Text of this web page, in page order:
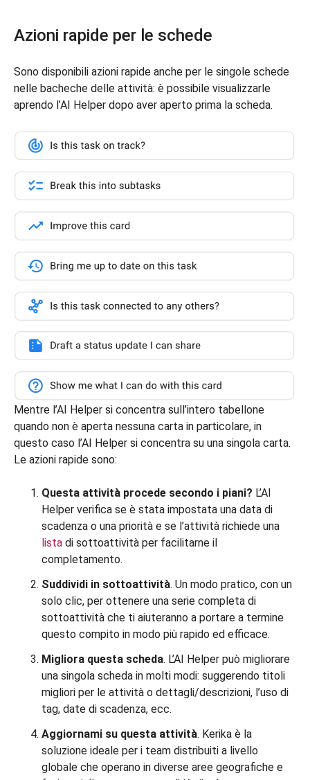
Azioni rapide per le schede
Sono disponibili azioni rapide anche per le singole schede
nelle bacheche delle attività: è possibile visualizzarle
aprendo l’AI Helper dopo aver aperto prima la scheda.
Mentre l’AI Helper si concentra sull’intero tabellone
quando non è aperta nessuna carta in particolare, in
questo caso l’AI Helper si concentra su una singola carta.
Le azioni rapide sono:
Questa attività procede secondo i piani? L’AI
Helper verifica se è stata impostata una data di
scadenza o una priorità e se l’attività richiede una
lista di sottoattività per facilitarne il
completamento.
Suddividi in sottoattività. Un modo pratico, con un
solo clic, per ottenere una serie completa di
sottoattività che ti aiuteranno a portare a termine
questo compito in modo più rapido ed efficace.
Migliora questa scheda. L’AI Helper può migliorare
una singola scheda in molti modi: suggerendo titoli
migliori per le attività o dettagli/descrizioni, l’uso di
tag, date di scadenza, ecc.
Aggiornami su questa attività. Kerika è la
soluzione ideale per i team distribuiti a livello
globale che operano in diverse aree geografiche e